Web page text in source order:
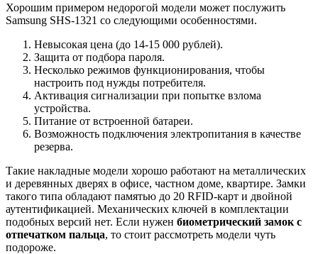
Хорошим примером недорогой модели может послужить
Samsung SHS-1321 со следующими особенностями.
Невысокая цена (до 14-15 000 рублей).
Защита от подбора пароля.
Несколько режимов функционирования, чтобы
настроить под нужды потребителя.
Активация сигнализации при попытке взлома
устройства.
Питание от встроенной батареи.
Возможность подключения электропитания в качестве
резерва.
Такие накладные модели хорошо работают на металлических
и деревянных дверях в офисе, частном доме, квартире. Замки
такого типа обладают памятью до 20 RFID-карт и двойной
аутентификацией. Механических ключей в комплектации
подобных версий нет. Если нужен биометрический замок с
отпечатком пальца, то стоит рассмотреть модели чуть
подороже.